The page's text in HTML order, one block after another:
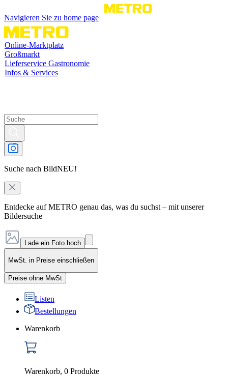
Navigieren Sie zu home page
Online-Marktplatz
Großmarkt
Lieferservice Gastronomie
Infos & Services
Suche nach BildNEU!
Entdecke auf METRO genau das, was du suchst – mit unserer
Bildersuche
Lade ein Foto hoch
MwSt. in Preise einschließen
Preise ohne MwSt
Listen
Bestellungen
Warenkorb
Warenkorb, 0 Produkte